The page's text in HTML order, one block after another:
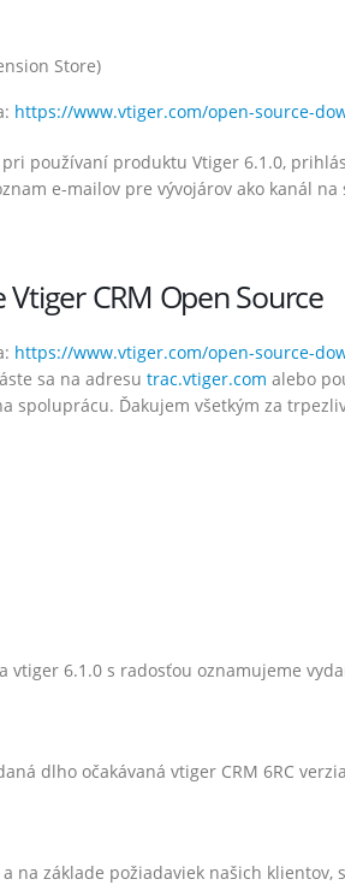
Store)
https://www.vtiger.com/open-source-
používaní produktu Vtiger 6.1.0,
e-mailov pre vývojárov ako kanál
CRM Open Source
https://www.vtiger.com/open-source-
sa na adresu trac.vtiger.com alebo
spoluprácu. Ďakujem všetkým za
vtiger 6.1.0 s radosťou oznamujeme
dlho očakávaná vtiger CRM 6RC
a na základe požiadaviek našich
1. apríla 2022
Vtiger rozšírenia – Február 2022
9. marca 2022
7. februára 2022
Vtiger rozšírenia – December 2021
6. januára 2022